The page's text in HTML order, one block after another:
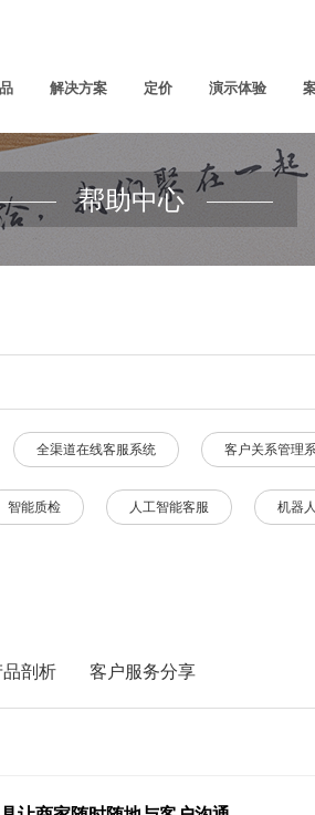
解决方案 定价 演示体验
帮助中心
全渠道在线客服系统 客户关系管理
智能质检 人工智能客服 机器
剖析 客户服务分享